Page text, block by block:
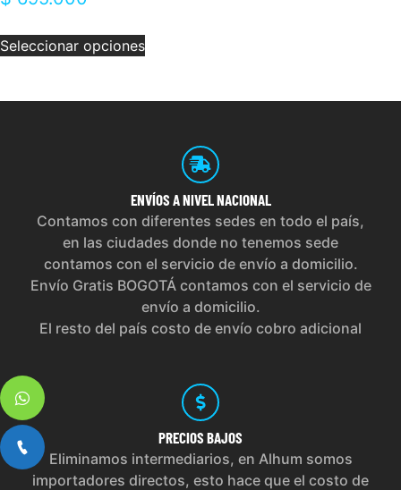
Seleccionar opciones
ENVÍOS A NIVEL NACIONAL
Contamos con diferentes sedes en todo el país,
en las ciudades donde no tenemos sede
contamos con el servicio de envío a domicilio.
Envío Gratis BOGOTÁ contamos con el servicio de
envío a domicilio.
El resto del país costo de envío cobro adicional
PRECIOS BAJOS
Eliminamos intermediarios, en Alhum somos
importadores directos, esto hace que el costo de